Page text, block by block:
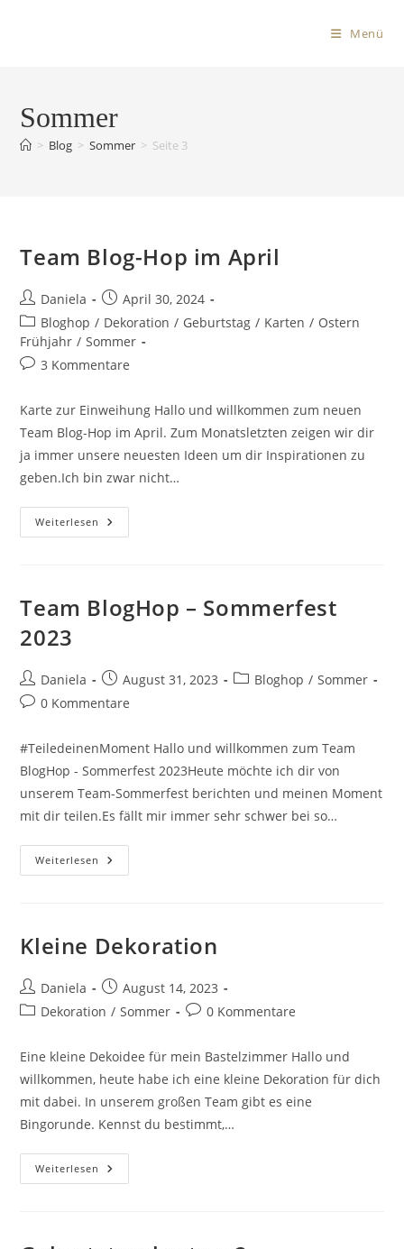
Menü
Sommer
> Blog > Sommer > Seite 3
Team Blog-Hop im April
Daniela
April 30, 2024
Bloghop / Dekoration / Geburtstag / Karten / Ostern
Frühjahr / Sommer
3 Kommentare
Karte zur Einweihung Hallo und willkommen zum neuen
Team Blog-Hop im April. Zum Monatsletzten zeigen wir dir
ja immer unsere neuesten Ideen um dir Inspirationen zu
geben.Ich bin zwar nicht…
Weiterlesen
Team BlogHop – Sommerfest
2023
Daniela August 31, 2023 Bloghop / Sommer
0 Kommentare
#TeiledeinenMoment Hallo und willkommen zum Team
BlogHop - Sommerfest 2023Heute möchte ich dir von
unserem Team-Sommerfest berichten und meinen Moment
mit dir teilen.Es fällt mir immer sehr schwer bei so…
Weiterlesen
Kleine Dekoration
Daniela
August 14, 2023
Dekoration / Sommer 0 Kommentare
Eine kleine Dekoidee für mein Bastelzimmer Hallo und
willkommen, heute habe ich eine kleine Dekoration für dich
mit dabei. In unserem großen Team gibt es eine
Bingorunde. Kennst du bestimmt,…
Weiterlesen